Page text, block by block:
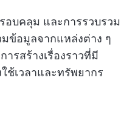
อบคลุม และการรวบรวม
ข้อมูลจากแหล่งต่าง ๆ
รสร้างเรื่องราวที่มี
ช้เวลาและทรัพยากร